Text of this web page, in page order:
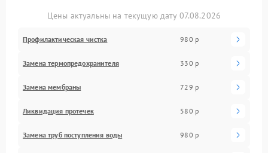
Цены актуальны на текущую дату 07.08.2026
Профилактическая чистка 980 р
Замена термопредохранителя 330 р
Замена мембраны 729 р
Ликвидация протечек 580 р
Замена труб поступления воды 980 р